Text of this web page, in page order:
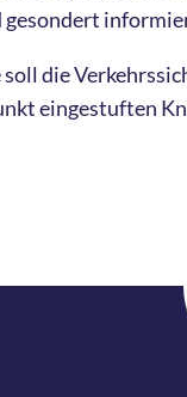
die
eingestuften